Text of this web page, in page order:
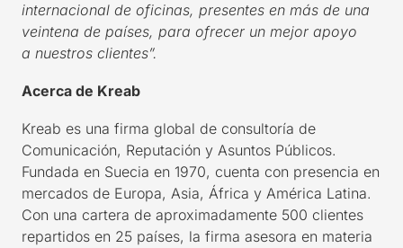
internacional de oficinas, presentes en más de una
veintena de países, para ofrecer un mejor apoyo
a nuestros clientes”.
Acerca de Kreab
Kreab es una firma global de consultoría de
Comunicación, Reputación y Asuntos Públicos.
Fundada en Suecia en 1970, cuenta con presencia en
mercados de Europa, Asia, África y América Latina.
Con una cartera de aproximadamente 500 clientes
repartidos en 25 países, la firma asesora en materia